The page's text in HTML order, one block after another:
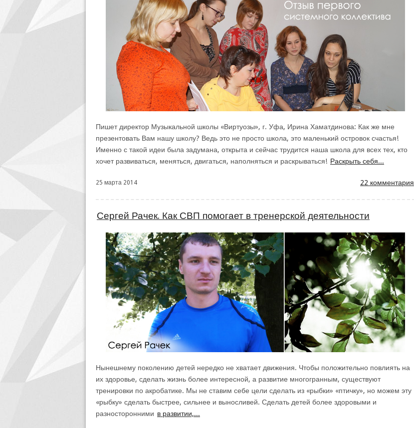
Пишет директор Музыкальной школы «Виртуозы», г. Уфа, Ирина Хаматдинова: Как же мне
презентовать Вам нашу школу? Ведь это не просто школа, это маленький островок счастья!
Именно с такой идеи была задумана, открыта и сейчас трудится наша школа для всех тех, кто
хочет развиваться, меняться, двигаться, наполняться и раскрываться! Раскрыть себя...
25 марта 2014 22 комментария
Сергей Рачек. Как СВП помогает в тренерской деятельности
Нынешнему поколению детей нередко не хватает движения. Чтобы положительно повлиять на
их здоровье, сделать жизнь более интересной, а развитие многогранным, существуют
тренировки по акробатике. Мы не ставим себе цели сделать из «рыбки» «птичку», но можем эту
«рыбку» сделать быстрее, сильнее и выносливей. Сделать детей более здоровыми и
разносторонними в развитии,...